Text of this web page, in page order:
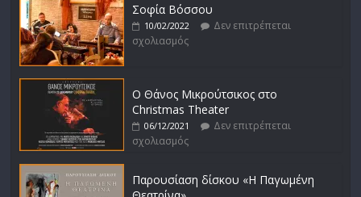
Σοφία Βόσσου
10/02/2022
Δεν επιτρέπεται
σχολιασμός
Ο Θάνος Μικρούτσικος στο
Christmas Theater
06/12/2021
Δεν επιτρέπεται
σχολιασμός
Παρουσίαση δίσκου «Η Παγωμένη